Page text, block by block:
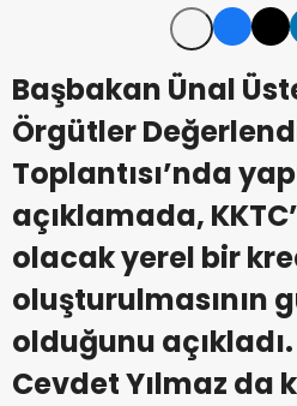
Başbakan Ünal
Örgütler
Toplantısı’nda
açıklamada,
olacak yerel bir
oluşturulmasının
olduğunu
Cevdet Yılmaz da